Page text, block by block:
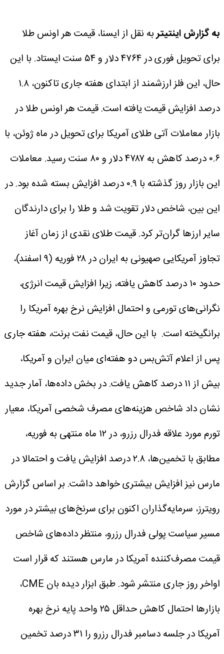
به گزارش اینتیتربه نقل از ایسنا، قیمت هر اونس طلا
برای تحویل فوری در ۴۷۶۴ دلار و ۵۴ سنت ایستاد. با این
حال، این فلز ارزشمند از ابتدای هفته جاری تاکنون، ۱.۸
درصد افزایش قیمت یافته است.قیمت هر اونس طلا در
بازار معاملات آتی طلای آمریکا برای تحویل در ماه ژوئن، با
۰.۶ درصد کاهش به ۴۷۸۷ دلار و ۸۰ سنت رسید. معاملات
این بازار روز گذشته با ۰.۹ درصد افزایش بسته شده بود.
در
این بین، شاخص دلار تقویت شد و طلا را برای دارندگان
سایر ارزها گران‌تر کرد.قیمت طلای نقدی از زمان آغاز
تجاوز آمریکایی صهیونی به ایران در ۲۸ فوریه (۹ اسفند)،
حدود ۱۰ درصد کاهش یافته، زیرا افزایش قیمت انرژی،
نگرانی‌های تورمی و احتمال افزایش نرخ بهره آمریکا را
برانگیخته است. با این حال، قیمت نفت برنت، هفته جاری
پس از اعلام آتش‌بس دو هفته‌ای میان ایران و آمریکا،
بیش از ۱۱ درصد کاهش یافت.
در بخش داده‌ها، آمار جدید
نشان داد شاخص هزینه‌های مصرف شخصی آمریکا، معیار
تورم مورد علاقه فدرال رزرو، در ۱۲ ماه منتهی به فوریه،
مطابق با تخمین‌ها، ۲.۸ درصد افزایش یافت و احتمالا در
مارس نیز افزایش بیشتری خواهد داشت. بر اساس گزارش
رویترز، سرمایه‌گذاران اکنون برای سرنخ‌های بیشتر در مورد
مسیر سیاست پولی فدرال رزرو، منتظر داده‌های شاخص
قیمت مصرف‌کننده آمریکا در مارس هستند که قرار است
اواخر روز جاری منتشر شود.
طبق ابزار دیده بان CME،
بازارها احتمال کاهش حداقل ۲۵ واحد پایه نرخ بهره
آمریکا در جلسه دسامبر فدرال رزرو را ۳۱ درصد تخمین